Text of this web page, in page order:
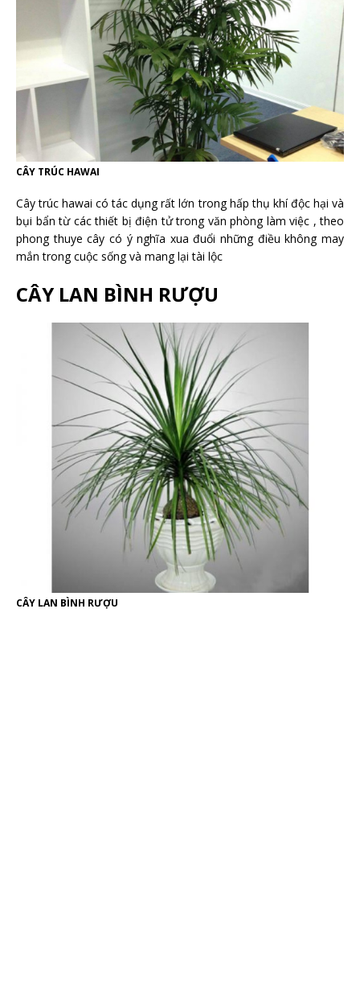
CÂY TRÚC HAWAI
Cây trúc hawai có tác dụng rất lớn trong hấp thụ khí độc hại và
bụi bẩn từ các thiết bị điện tử trong văn phòng làm việc , theo
phong thuye cây có ý nghĩa xua đuổi những điều không may
mắn trong cuộc sống và mang lại tài lộc
CÂY LAN BÌNH RƯỢU
CÂY LAN BÌNH RƯỢU